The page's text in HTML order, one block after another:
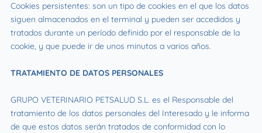
Cookies persistentes: son un tipo de cookies en el que los datos
siguen almacenados en el terminal y pueden ser accedidos y
tratados durante un período definido por el responsable de la
cookie, y que puede ir de unos minutos a varios años.
TRATAMIENTO DE DATOS PERSONALES
GRUPO VETERINARIO PETSALUD S.L. es el Responsable del
tratamiento de los datos personales del Interesado y le informa
de que estos datos serán tratados de conformidad con lo